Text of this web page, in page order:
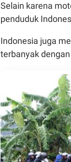
Selain karena
penduduk
Indonesia juga
terbanyak